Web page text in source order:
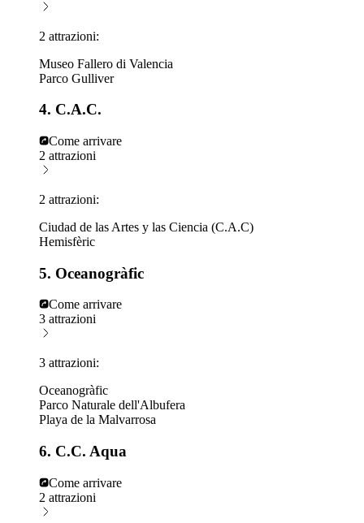
2 attrazioni:
Museo Fallero di Valencia
Parco Gulliver
4. C.A.C.
Come arrivare
2 attrazioni
2 attrazioni:
Ciudad de las Artes y las Ciencia (C.A.C)
Hemisfèric
5. Oceanogràfic
Come arrivare
3 attrazioni
3 attrazioni:
Oceanogràfic
Parco Naturale dell'Albufera
Playa de la Malvarrosa
6. C.C. Aqua
Come arrivare
2 attrazioni